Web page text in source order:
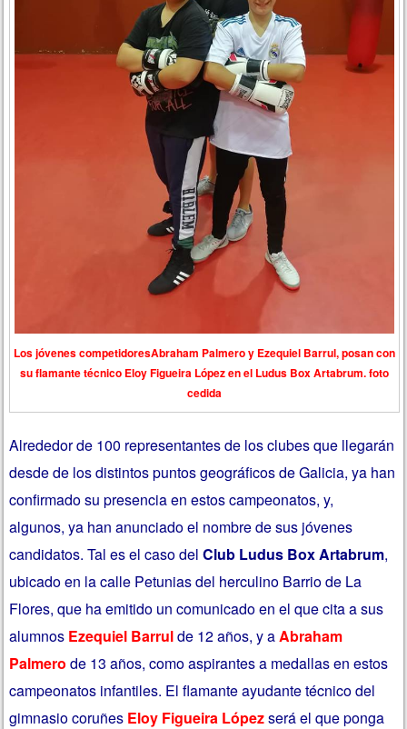
Los jóvenes competidoresAbraham Palmero y Ezequiel Barrul, posan con
su flamante técnico Eloy Figueira López en el Ludus Box Artabrum. foto
cedida
Alrededor de 100 representantes de los clubes que llegarán
desde de los distintos puntos geográficos de Galicia, ya han
confirmado su presencia en estos campeonatos, y,
algunos, ya han anunciado el nombre de sus jóvenes
candidatos. Tal es el caso delClub Ludus Box Artabrum,
ubicado en la calle Petunias del herculino Barrio de La
Flores, que ha emitido un comunicado en el que cita a sus
alumnos Ezequiel Barrulde 12 años, y a Abraham
Palmero de 13 años, como aspirantes a medallas en estos
campeonatos infantiles. El flamante ayudante técnico del
gimnasio coruñes Eloy Figueira Lópezserá el que ponga